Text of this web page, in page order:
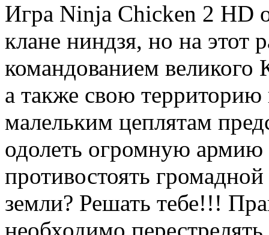
Игра Ninja Chicken 2 HD
клане ниндзя, но на этот
командованием великого
а также свою
малельким цеплятам
одолеть огромную
противостоять
земли? Решать тебе!!!